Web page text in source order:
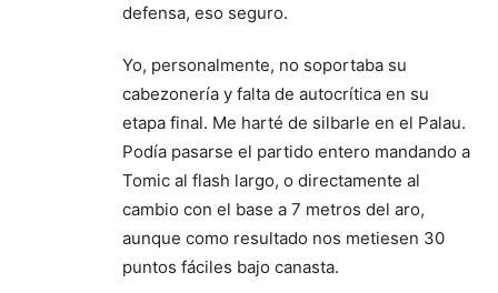
defensa, eso seguro.
Yo, personalmente, no soportaba su
cabezonería y falta de autocrítica en su
etapa final. Me harté de silbarle en el Palau.
Podía pasarse el partido entero mandando a
Tomic al flash largo, o directamente al
cambio con el base a 7 metros del aro,
aunque como resultado nos metiesen 30
puntos fáciles bajo canasta.